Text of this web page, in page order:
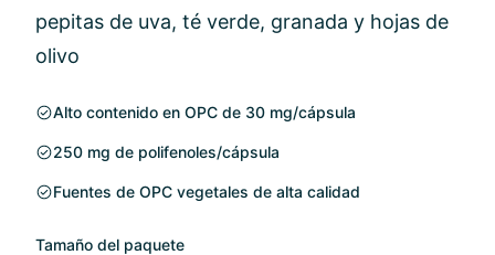
pepitas de uva, té verde, granada y hojas de
olivo
Alto contenido en OPC de 30 mg/cápsula
250 mg de polifenoles/cápsula
Fuentes de OPC vegetales de alta calidad
Tamaño del paquete